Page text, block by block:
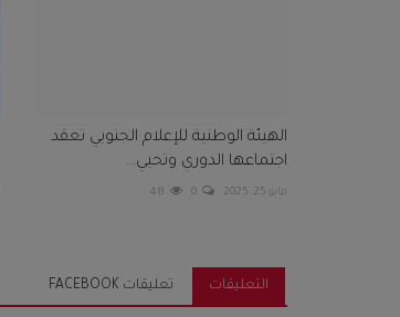
الهيئة الوطنية للإعلام الجنوبي تعقد
اجتماعها الدوري وتحيي...
مايو 25, 2025 0
48
التعليقات تعليقات FACEBOOK